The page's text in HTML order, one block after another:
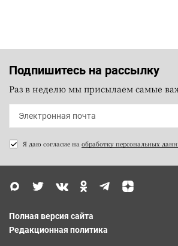
Подпишитесь на рассылку
Раз в неделю мы присылаем самые
Я даю согласие на обработку персональных
Полная версия сайта
Редакционная политика